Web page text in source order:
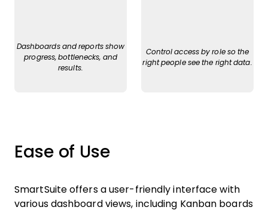
Dashboards and reports show
progress, bottlenecks, and
results.
Control access by role so the
right people see the right data.
Ease of Use
SmartSuite offers a user-friendly interface with
various dashboard views, including Kanban boards